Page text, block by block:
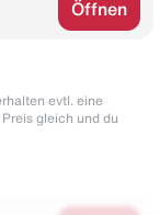
Öffnen
evtl. eine
gleich und du